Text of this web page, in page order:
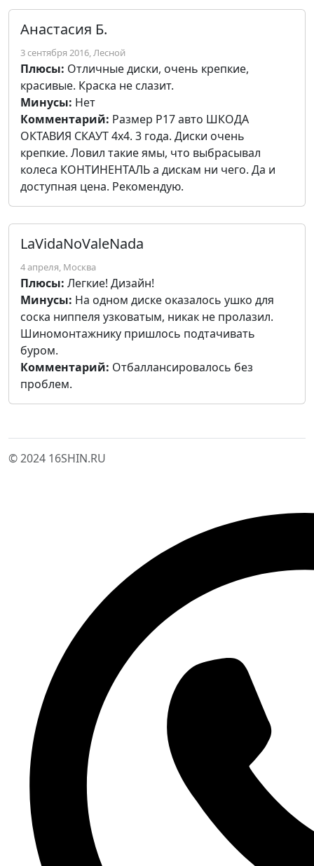
Анастасия Б.
3 сентября 2016, Лесной
Плюсы: Отличные диски, очень крепкие,
красивые. Краска не слазит.
Минусы: Нет
Комментарий: Размер Р17 авто ШКОДА
ОКТАВИЯ СКАУТ 4х4. 3 года. Диски очень
крепкие. Ловил такие ямы, что выбрасывал
колеса КОНТИНЕНТАЛЬ а дискам ни чего. Да и
доступная цена. Рекомендую.
LaVidaNoValeNada
4 апреля, Москва
Плюсы: Легкие! Дизайн!
Минусы: На одном диске оказалось ушко для
соска ниппеля узковатым, никак не пролазил.
Шиномонтажнику пришлось подтачивать
буром.
Комментарий: Отбаллансировалось без
проблем.
© 2024 16SHIN.RU